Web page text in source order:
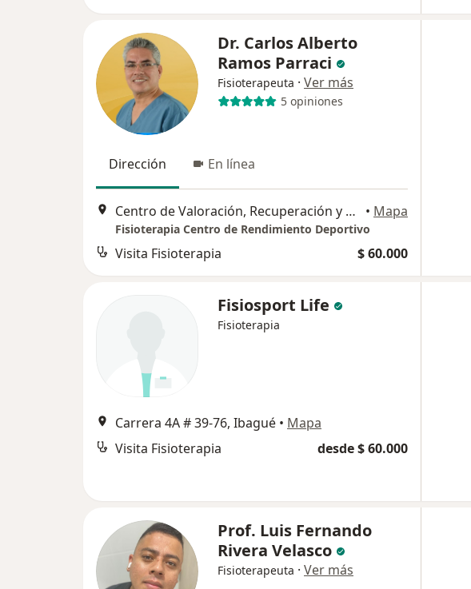
Dr. Carlos Alberto
Ramos Parraci
Fisioterapeuta · Ver más
5 opiniones
Dirección En línea
Centro de Valoración, Recuperación y Readaptación Deportiva Fisioterapeuta, Ibagué • Mapa
Fisioterapia Centro de Rendimiento Deportivo
Visita Fisioterapia $ 60.000
Fisiosport Life
Fisioterapia
Carrera 4A # 39-76, Ibagué • Mapa
Visita Fisioterapia
desde $ 60.000
Prof. Luis Fernando
Rivera Velasco
Fisioterapeuta · Ver más